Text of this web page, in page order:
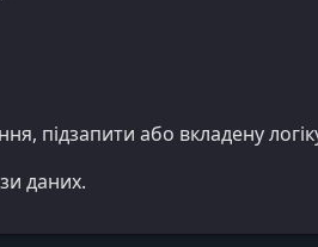
підзапити або вкладену
даних.